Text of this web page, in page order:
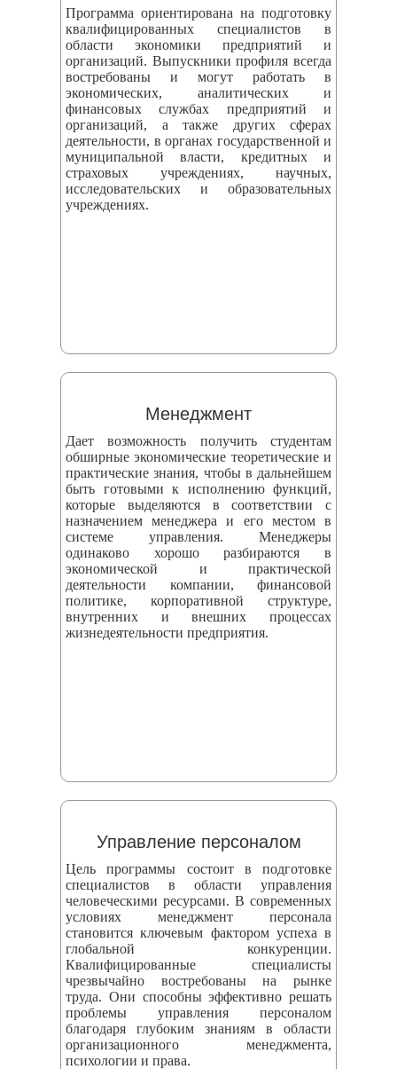
Программа ориентирована на подготовку
квалифицированных специалистов в
области экономики предприятий и
организаций. Выпускники профиля всегда
востребованы и могут работать в
экономических, аналитических и
финансовых службах предприятий и
организаций, а также других сферах
деятельности, в органах государственной и
муниципальной власти, кредитных и
страховых учреждениях, научных,
исследовательских и образовательных
учреждениях.
Менеджмент
Дает возможность получить студентам
обширные экономические теоретические и
практические знания, чтобы в дальнейшем
быть готовыми к исполнению функций,
которые выделяются в соответствии с
назначением менеджера и его местом в
системе управления. Менеджеры
одинаково хорошо разбираются в
экономической и практической
деятельности компании, финансовой
политике, корпоративной структуре,
внутренних и внешних процессах
жизнедеятельности предприятия.
Управление персоналом
Цель программы состоит в подготовке
специалистов в области управления
человеческими ресурсами. В современных
условиях менеджмент персонала
становится ключевым фактором успеха в
глобальной конкуренции.
Квалифицированные специалисты
чрезвычайно востребованы на рынке
труда. Они способны эффективно решать
проблемы управления персоналом
благодаря глубоким знаниям в области
организационного менеджмента,
психологии и права.